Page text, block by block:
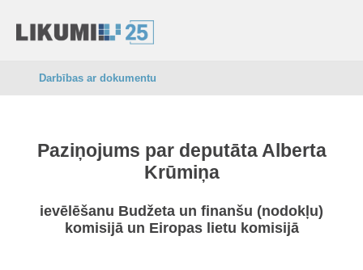
Darbības ar dokumentu
Paziņojums par deputāta Alberta
Krūmiņa
ievēlēšanu Budžeta un finanšu (nodokļu)
komisijā un Eiropas lietu komisijā